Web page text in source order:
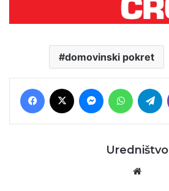
domovinski pokret
Facebook MessengerWhatsApp
Uredništvo